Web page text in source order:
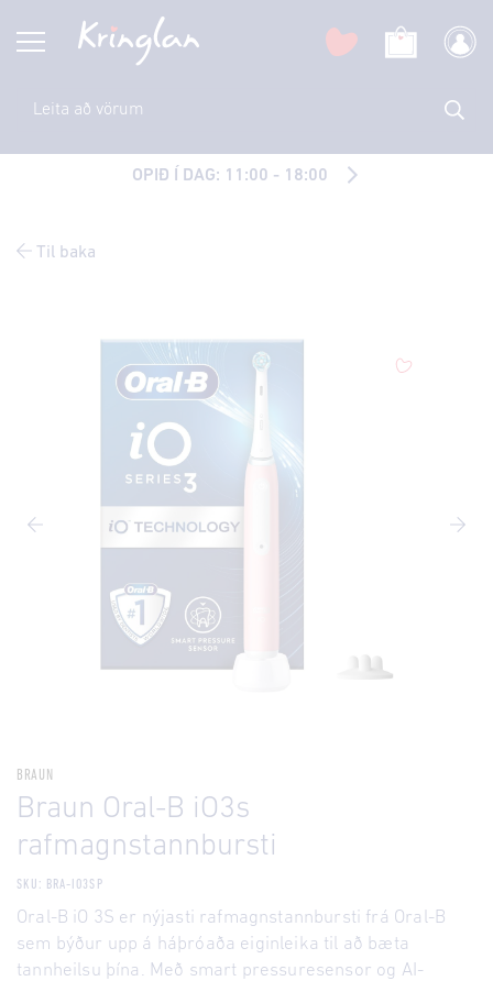
OPIÐ Í DAG: 11:00 - 18:00
Til baka
BRAUN
Braun Oral-B iO3s
rafmagnstannbursti
SKU: BRA-IO3SP
Oral-B iO 3S er nýjasti rafmagnstannbursti frá Oral-B
sem býður upp á háþróaða eiginleika til að bæta
tannheilsu þína. Með smart pressuresensor og AI-